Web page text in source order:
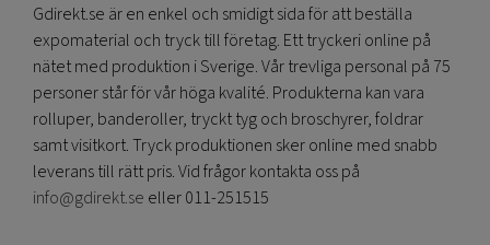
Gdirekt.se är en enkel och smidigt sida för att beställa
expomaterial och tryck till företag. Ett tryckeri online på
nätet med produktion i Sverige. Vår trevliga personal på 75
personer står för vår höga kvalité. Produkterna kan vara
rolluper, banderoller, tryckt tyg och broschyrer, foldrar
samt visitkort. Tryck produktionen sker online med snabb
leverans till rätt pris. Vid frågor kontakta oss på
info@gdirekt.se eller 011-251515